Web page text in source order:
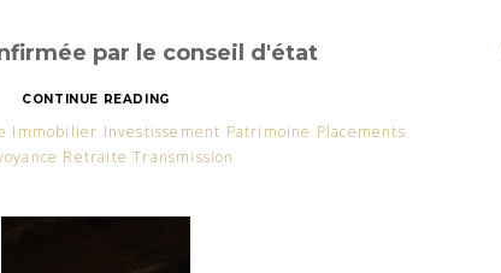
par le conseil d'état
CONTINUE READING
Immobilier Investissement Patrimoine Placements
Retraite Transmission